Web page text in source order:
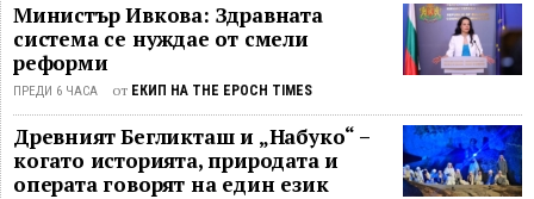
Министър Ивкова: Здравната
система се нуждае от смели
реформи
ПРЕДИ 6 ЧАСА от ЕКИП НА THE EPOCH TIMES
Древният Бегликташ и „Набуко“ –
когато историята, природата и
операта говорят на един език